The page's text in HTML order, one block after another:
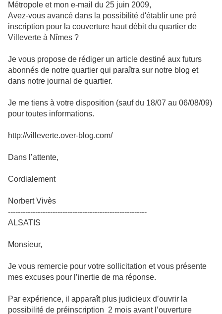
Métropole et mon e-mail du 25 juin 2009,
Avez-vous avancé dans la possibilité d'établir une pré
inscription pour la couverture haut débit du quartier de
Villeverte à Nîmes ?
Je vous propose de rédiger un article destiné aux futurs
abonnés de notre quartier qui paraîtra sur notre blog et
dans notre journal de quartier.
Je me tiens à votre disposition (sauf du 18/07 au 06/08/09)
pour toutes informations.
http://villeverte.over-blog.com/
Dans l’attente,
Cordialement
Norbert Vivès
--------------------------------------------------------
ALSATIS
Monsieur,
Je vous remercie pour votre sollicitation et vous présente
mes excuses pour l’inertie de ma réponse.
Par expérience, il apparaît plus judicieux d’ouvrir la
possibilité de préinscription 2 mois avant l’ouverture